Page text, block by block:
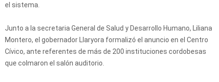
el sistema.
Junto a la secretaria General de Salud y Desarrollo Humano, Liliana
Montero, el gobernador Llaryora formalizó el anuncio en el Centro
Cívico, ante referentes de más de 200 instituciones cordobesas
que colmaron el salón auditorio.